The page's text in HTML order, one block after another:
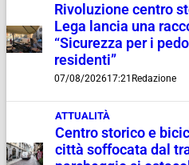
Rivoluzione centro
Lega lancia una
“Sicurezza per i
residenti”
07/08/202617:21 Redazione
ATTUALITÀ
Centro storico e
città soffocata dal